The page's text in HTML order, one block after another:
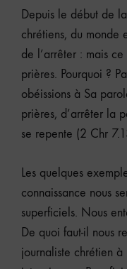
Depuis le début de
chrétiens, du monde
de l’arrêter : mais
prières. Pourquoi ?
obéissions à Sa
prières, d’arrêter la
se repente (2 Chr
Les quelques
connaissance nous
superficiels. Nous
De quoi faut-il nous
journaliste chrétien à